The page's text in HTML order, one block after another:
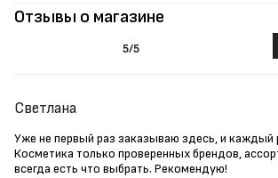
Отзывы о магазине
5/5
Светлана
Уже не первый раз заказываю здесь, и каждый
Косметика только проверенных брендов,
всегда есть что выбрать. Рекомендую!